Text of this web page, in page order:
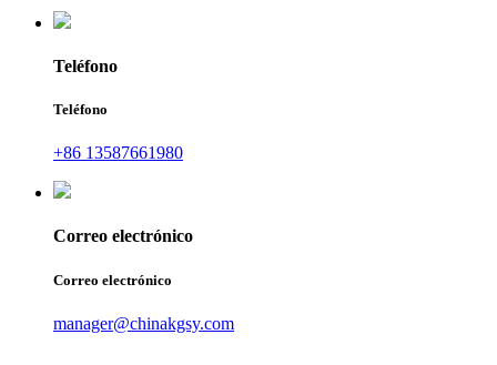
Teléfono
Teléfono
+86 13587661980
Correo electrónico
Correo electrónico
manager@chinakgsy.com